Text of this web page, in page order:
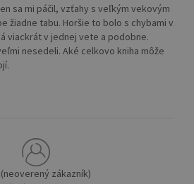
sa mi páčil, vzťahy s veľkým vekovým
žiadne tabu. Horšie to bolo s chybami v
viackrát v jednej vete a podobne.
nesedeli. Aké celkovo kniha môže
(neoverený zákazník)